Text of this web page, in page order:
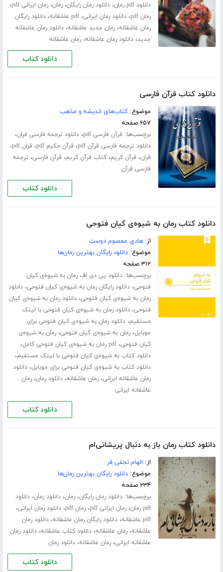
دانلود pdf رمان ،دانلود رمان رایگان،رمان،رمان ایرانی pdf ،
رمان pdf ،دانلود رمان ایرانی،pdf عاشقانه ،دانلود رایگان
رمان عاشقانه،رمان جدید عاشقانه،دانلود رمان عاشقانه
جدید،دانلود رمان عاشقانه،رمان عاشقانه
دانلود کتاب
دانلود کتاب قرآن فارسی
موضوع:کتاب‌های اندیشه و مذهب
۶۵۷ صفحه
برچسب‌ها: قرآن فارسی pdf ،دانلود ترجمه فارسی قران،
دانلود ترجمه فارسی قرآن pdf ، قرآن حکیم pdf ، قران pdf ،
قران، قرآن کریم،کتاب قرآن کریم، قرآن فارسی، ترجمه
فارسی قرآن
دانلود کتاب
دانلود کتاب رمان به شیوه‌ی کیان فتوحی
از:هادی معصوم دوست
موضوع:دانلود رایگان بهترین رمان‌ها
۳۱۲ صفحه
برچسب‌ها:دانلود پی دی اف رمان به شیوه‌ی کیان
فتوحی،دانلود رایگان رمان به شیوه‌ی کیان فتوحی،دانلود
رمان به شیوه‌ی کیان فتوحی،دانلود رمان به شیوه‌ی کیان
فتوحی،دانلود رمان به شیوه‌ی کیان فتوحی با لینک
مستقیم،دانلود رمان به شیوه‌ی کیان فتوحی برای
موبایل،رمان به شیوه‌ی کیان فتوحی،رمان به شیوه‌ی
کیان فتوحی،pdf رمان به شیوه‌ی کیان فتوحی کامل ،
دانلود کتاب به شیوه‌ی کیان فتوحی با لینک مستقیم،
دانلود کتاب به شیوه‌ی کیان فتوحی برای موبایل،دانلود
رمان عاشقانه ایرانی،رمان عاشقانه،دانلود رمان،رمان
عاشقانه ایرانی
دانلود کتاب
دانلود کتاب رمان باز به دنبال پریشانی‌ام
از: الهام نجفی فر
موضوع:دانلود رایگان بهترین رمان‌ها
۲۳۴ صفحه
برچسب‌ها:دانلود رمان رایگان،رمان،دانلود رمان،دانلود
pdf رمان
،رمان ایرانی pdf ،رمان pdf ،دانلود رمان ایرانی،
pdf عاشقانه ،دانلود رایگان رمان عاشقانه،دانلود رمان
عاشقانه،رمان عاشقانه،دانلود کتاب عاشقانه،دانلود رمان
عاشقانه ایرانی،رمان عاشقانه،دانلود رمان
دانلود کتاب